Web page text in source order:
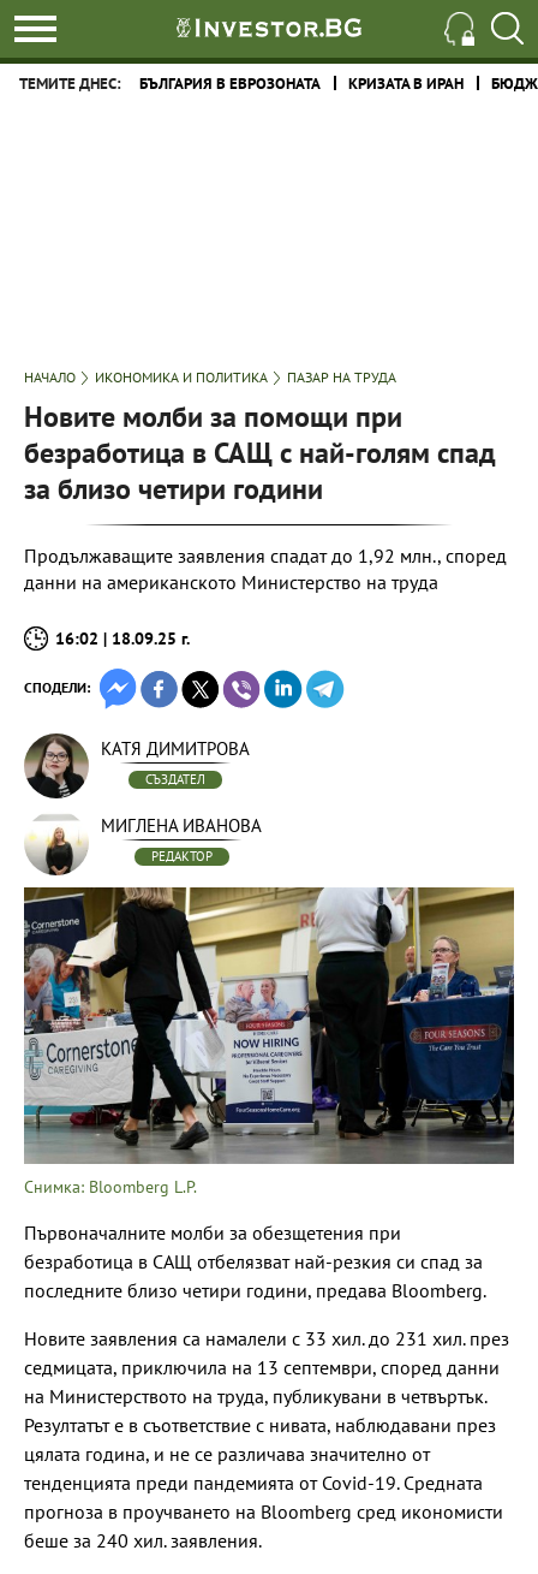
ТЕМИТЕ ДНЕС: БЪЛГАРИЯ В ЕВРОЗОНАТА КРИЗАТА В ИРАН
НАЧАЛО ИКОНОМИКА И ПОЛИТИКА ПАЗАР НА ТРУДА
Новите молби за помощи при
безработица в САЩ с най-голям спад
за близо четири години
Продължаващите заявления спадат до 1,92 млн., според
данни на американското Министерство на труда
16:02 | 18.09.25 г.
СПОДЕЛИ:
КАТЯ ДИМИТРОВА
СЪЗДАТЕЛ
МИГЛЕНА ИВАНОВА
РЕДАКТОР
Снимка: Bloomberg L.P.
Първоначалните молби за обезщетения при
безработица в САЩ отбелязват най-резкия си спад за
последните близо четири години, предава Bloomberg.
Новите заявления са намалели с 33 хил. до 231 хил. през
седмицата, приключила на 13 септември, според данни
на Министерството на труда, публикувани в четвъртък.
Резултатът е в съответствие с нивата, наблюдавани през
цялата година, и не се различава значително от
тенденцията преди пандемията от Covid-19. Средната
прогноза в проучването на Bloomberg сред икономисти
беше за 240 хил. заявления.